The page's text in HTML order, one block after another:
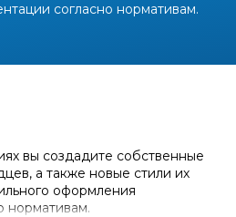
согласно нормативам.
вы создадите собственные
а также новые стили их
оформления
нормативам.